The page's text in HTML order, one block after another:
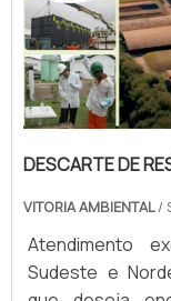
DESCARTE DE
VITORIA AMBIENTAL/
Atendimento
Sudeste e